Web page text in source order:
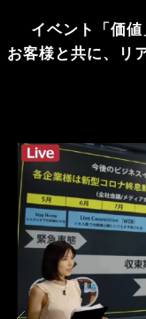
イベント「価
お客様と共に、リ